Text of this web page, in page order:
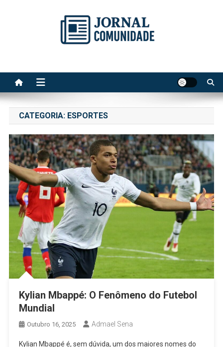
CATEGORIA: ESPORTES
Kylian Mbappé: O Fenômeno do Futebol
Mundial
Outubro 16, 2025 Admael Sena
Kylian Mbappé é, sem dúvida, um dos maiores nomes do